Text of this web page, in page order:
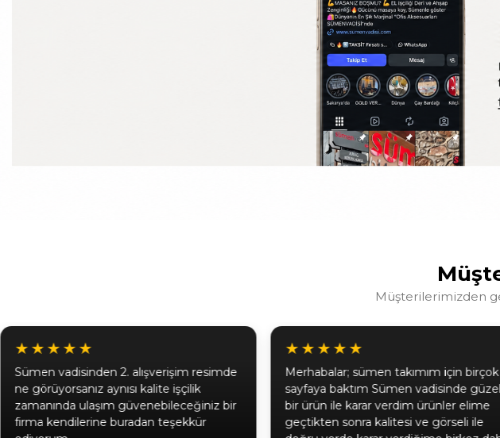
Müşterilerimizden
★★★★★
Sümen vadisinden 2. alışverişim resimde
ne görüyorsanız aynısı kalite işçilik
zamanında ulaşım güvenebileceğiniz bir
firma kendilerine buradan teşekkür
★★★★★
Merhabalar; sümen takımım için birçok
sayfaya baktım Sümen vadisinde güzel
bir ürün ile karar verdim ürünler elime
geçtikten sonra kalitesi ve görseli ile